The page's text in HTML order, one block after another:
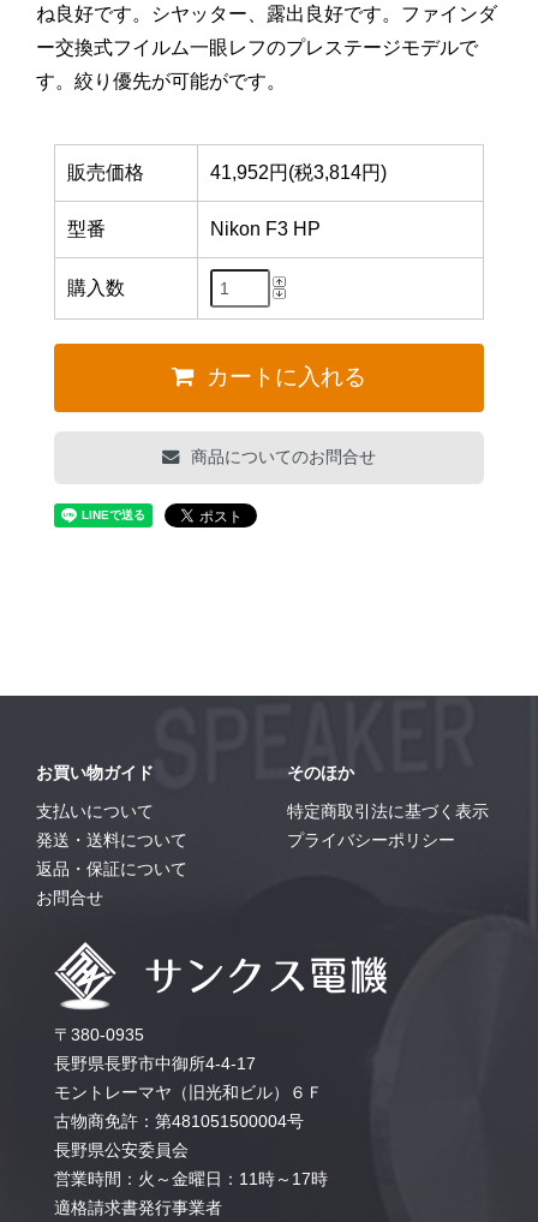
ね良好です。シヤッター、露出良好です。ファインダ
ー交換式フイルム一眼レフのプレステージモデルで
す。絞り優先が可能がです。
販売価格 41,952円(税3,814円)
型番 Nikon F3 HP
購入数
カートに入れる
商品についてのお問合せ
お買い物ガイド
支払いについて
発送・送料について
返品・保証について
お問合せ
そのほか
特定商取引法に基づく表示
プライバシーポリシー
〒380-0935
長野県長野市中御所4-4-17
モントレーマヤ（旧光和ビル）６Ｆ
古物商免許：第481051500004号
長野県公安委員会
営業時間：火～金曜日：11時～17時
適格請求書発行事業者